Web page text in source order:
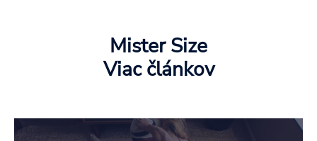
Mister Size
Viac článkov